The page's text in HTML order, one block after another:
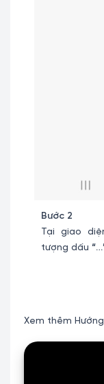
Bước 2
Tại giao
tượng dấu
Xem thêm